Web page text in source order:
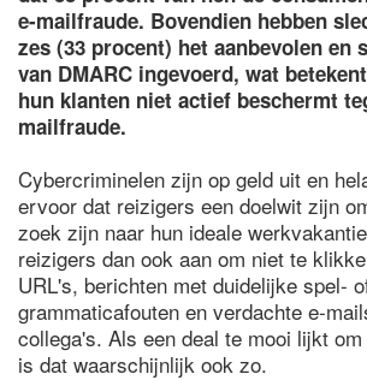
e-mailfraude. Bovendien hebben
zes (33 procent) het aanbevolen en
van DMARC ingevoerd, wat
hun klanten niet actief beschermt
mailfraude.
Cybercriminelen zijn op geld uit en
ervoor dat reizigers een doelwit zijn
zoek zijn naar hun ideale
reizigers dan ook aan om niet te
URL's, berichten met duidelijke spel-
grammaticafouten en verdachte e-
collega's. Als een deal te mooi lijkt
is dat waarschijnlijk ook zo.